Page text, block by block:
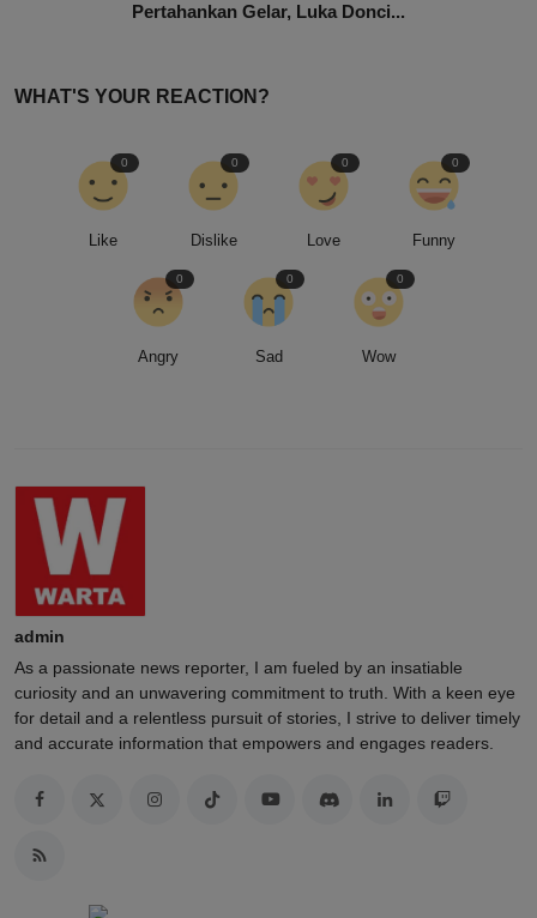
Pertahankan Gelar, Luka Donci...
WHAT'S YOUR REACTION?
Like
0
Dislike
0
Love
0
Funny
0
Angry
0
Sad
0
Wow
0
admin
As a passionate news reporter, I am fueled by an insatiable
curiosity and an unwavering commitment to truth. With a keen eye
for detail and a relentless pursuit of stories, I strive to deliver timely
and accurate information that empowers and engages readers.